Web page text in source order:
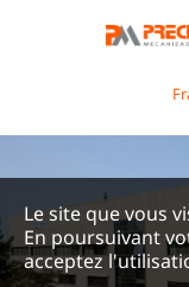
Le site que vous
En poursuivant
acceptez